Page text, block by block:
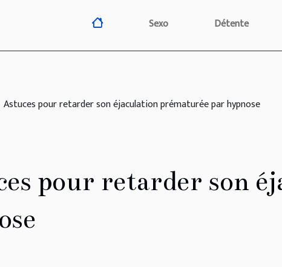
Sexo Détente
Astuces pour retarder son éjaculation prématurée par hypnose
pour retarder son